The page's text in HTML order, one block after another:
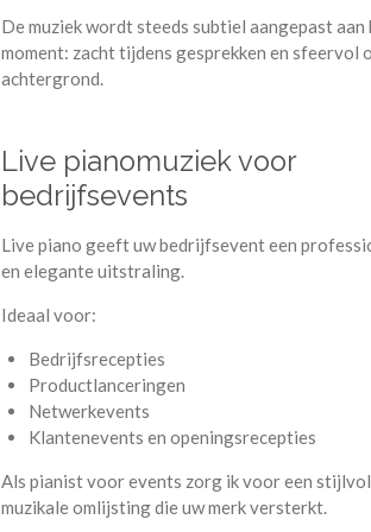
De muziek wordt steeds subtiel aangepast aan
moment: zacht tijdens gesprekken en sfeervol
achtergrond.
Live pianomuziek voor
bedrijfsevents
Live piano geeft uw bedrijfsevent een
en elegante uitstraling.
Ideaal voor:
Bedrijfsrecepties
Productlanceringen
Netwerkevents
Klantenevents en openingsrecepties
Als pianist voor events zorg ik voor een
muzikale omlijsting die uw merk versterkt.